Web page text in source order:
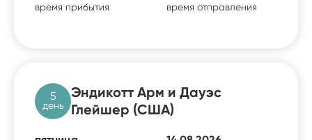
время прибытия время отправления
5
день
Эндикотт Арм и Дауэс
Глейшер (США)